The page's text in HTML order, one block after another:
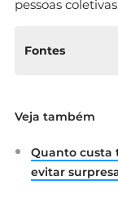
pessoas
Fontes
https://dre.pt/
Veja também
Quanto custa
evitar